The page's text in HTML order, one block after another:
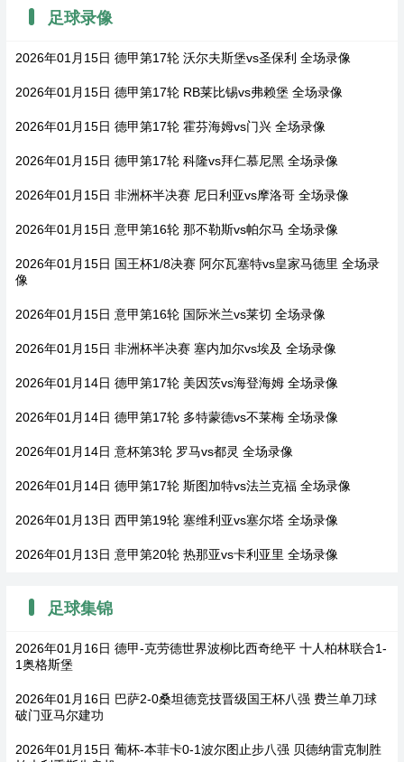
足球录像
2026年01月15日 德甲第17轮 沃尔夫斯堡vs圣保利 全场录像
2026年01月15日 德甲第17轮 RB莱比锡vs弗赖堡 全场录像
2026年01月15日 德甲第17轮 霍芬海姆vs门兴 全场录像
2026年01月15日 德甲第17轮 科隆vs拜仁慕尼黑 全场录像
2026年01月15日 非洲杯半决赛 尼日利亚vs摩洛哥 全场录像
2026年01月15日 意甲第16轮 那不勒斯vs帕尔马 全场录像
2026年01月15日 国王杯1/8决赛 阿尔瓦塞特vs皇家马德里 全场录
像
2026年01月15日 意甲第16轮 国际米兰vs莱切 全场录像
2026年01月15日 非洲杯半决赛 塞内加尔vs埃及 全场录像
2026年01月14日 德甲第17轮 美因茨vs海登海姆 全场录像
2026年01月14日 德甲第17轮 多特蒙德vs不莱梅 全场录像
2026年01月14日 意杯第3轮 罗马vs都灵 全场录像
2026年01月14日 德甲第17轮 斯图加特vs法兰克福 全场录像
2026年01月13日 西甲第19轮 塞维利亚vs塞尔塔 全场录像
2026年01月13日 意甲第20轮 热那亚vs卡利亚里 全场录像
足球集锦
2026年01月16日 德甲-克劳德世界波柳比西奇绝平 十人柏林联合1-
1奥格斯堡
2026年01月16日 巴萨2-0桑坦德竞技晋级国王杯八强 费兰单刀球
破门亚马尔建功
2026年01月15日 葡杯-本菲卡0-1波尔图止步八强 贝德纳雷克制胜